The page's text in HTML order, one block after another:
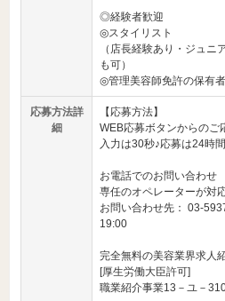
◎経験者歓迎
◎スタイリスト
（店長経験あり・ジュニ
も可）
◎管理美容師免許の保有
応募方法詳
細
【応募方法】
WEB応募ボタンからのご
入力は30秒♪応募は24時
お電話でのお問い合わせ
専任のオペレーターが対
お問い合わせ先： 03-
19:00
完全無料の美容業界求人
[厚生労働大臣許可]
職業紹介事業13－ユ－